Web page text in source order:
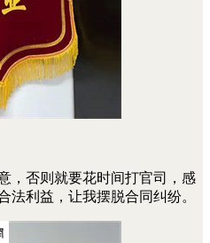
，否则就要花时间打官司，感
法利益，让我摆脱合同纠纷。